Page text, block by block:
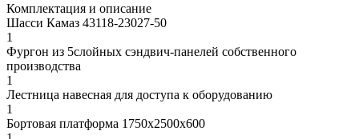
Комплектация и описание
Шасси Камаз 43118-23027-50
1
Фургон из 5слойных сэндвич-панелей собственного
производства
1
Лестница навесная для доступа к оборудованию
1
Бортовая платформа 1750х2500х600